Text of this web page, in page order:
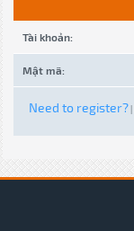
Tài khoản:
Mật mã:
Need to register?